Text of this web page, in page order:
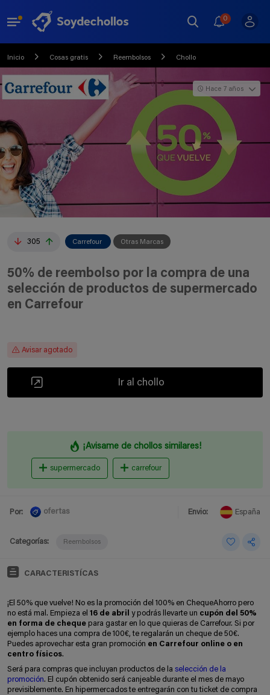
0
Inicio Cosas gratis Reembolsos Chollo
305 Carrefour Otras Marcas
Hace 7 años
50% de reembolso por la compra de una
selección de productos de supermercado
en Carrefour
Avisar agotado
Ir al chollo
¡Avisame de chollos similares!
supermercado carrefour
Por: ofertas Envio: España
Categorías: Reembolsos
CARACTERISTÍCAS
¡El 50% que vuelve! No es la promoción del 100% en ChequeAhorro pero
no está mal. Empieza el 16 de abril y podrás llevarte un cupón del 50%
en forma de cheque para gastar en lo que quieras de Carrefour. Si por
ejemplo haces una compra de 100€, te regalarán un cheque de 50€.
Puedes aprovechar esta gran promoción en Carrefour online o en
centro físicos.
Será para compras que incluyan productos de la selección de la
promoción. El cupón obtenido será canjeable durante el mes de mayo
previsiblemente. En hipermercados te entregarán con tu ticket de compra